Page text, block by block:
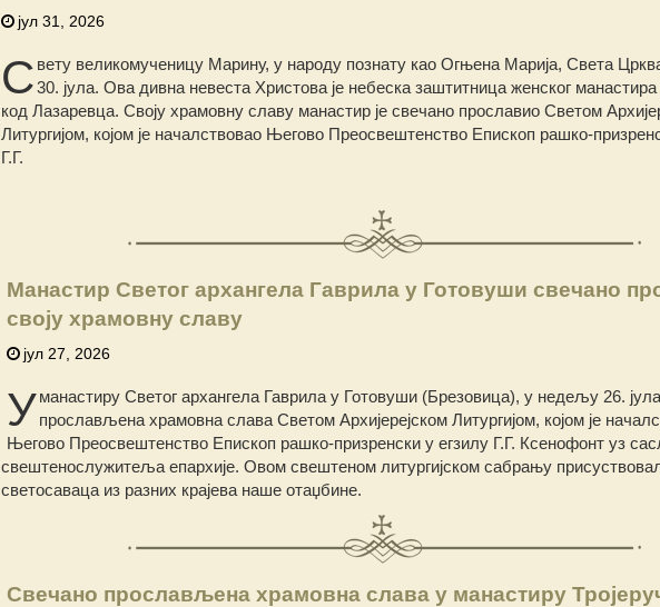
јул 31, 2026
С вету великомученицу Марину, у народу познату као Огњена Марија, Света
30. јула. Ова дивна невеста Христова је небеска заштитница женског
код Лазаревца. Своју храмовну славу манастир је свечано прославио Светом
Литургијом, којом је началствовао Његово Преосвештенство Епископ рашко-
Г.Г.
Манастир Светог архангела Гаврила у Готовуши свечано
своју храмовну славу
јул 27, 2026
У манастиру Светог архангела Гаврила у Готовуши (Брезовица), у недељу 26.
прослављена храмовна слава Светом Архијерејском Литургијом, којом је
Његово Преосвештенство Епископ рашко-призренски у егзилу Г.Г. Ксенофонт уз
свештенослужитеља епархије. Овом свештеном литургијском сабрању
светосаваца из разних крајева наше отаџбине.
Свечано прослављена храмовна слава у манастиру